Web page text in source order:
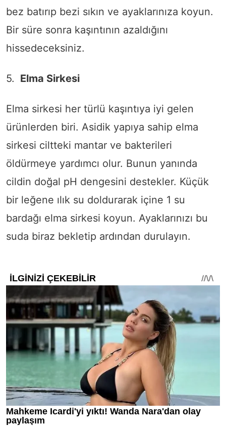
bez batırıp bezi sıkın ve ayaklarınıza koyun.
Bir süre sonra kaşıntının azaldığını
hissedeceksiniz.
5. Elma Sirkesi
Elma sirkesi her türlü kaşıntıya iyi gelen
ürünlerden biri. Asidik yapıya sahip elma
sirkesi ciltteki mantar ve bakterileri
öldürmeye yardımcı olur. Bunun yanında
cildin doğal pH dengesini destekler. Küçük
bir leğene ılık su doldurarak içine 1 su
bardağı elma sirkesi koyun. Ayaklarınızı bu
suda biraz bekletip ardından durulayın.